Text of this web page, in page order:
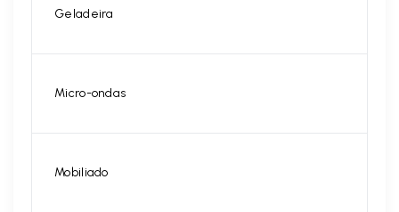
Geladeira
Micro-ondas
Mobiliado